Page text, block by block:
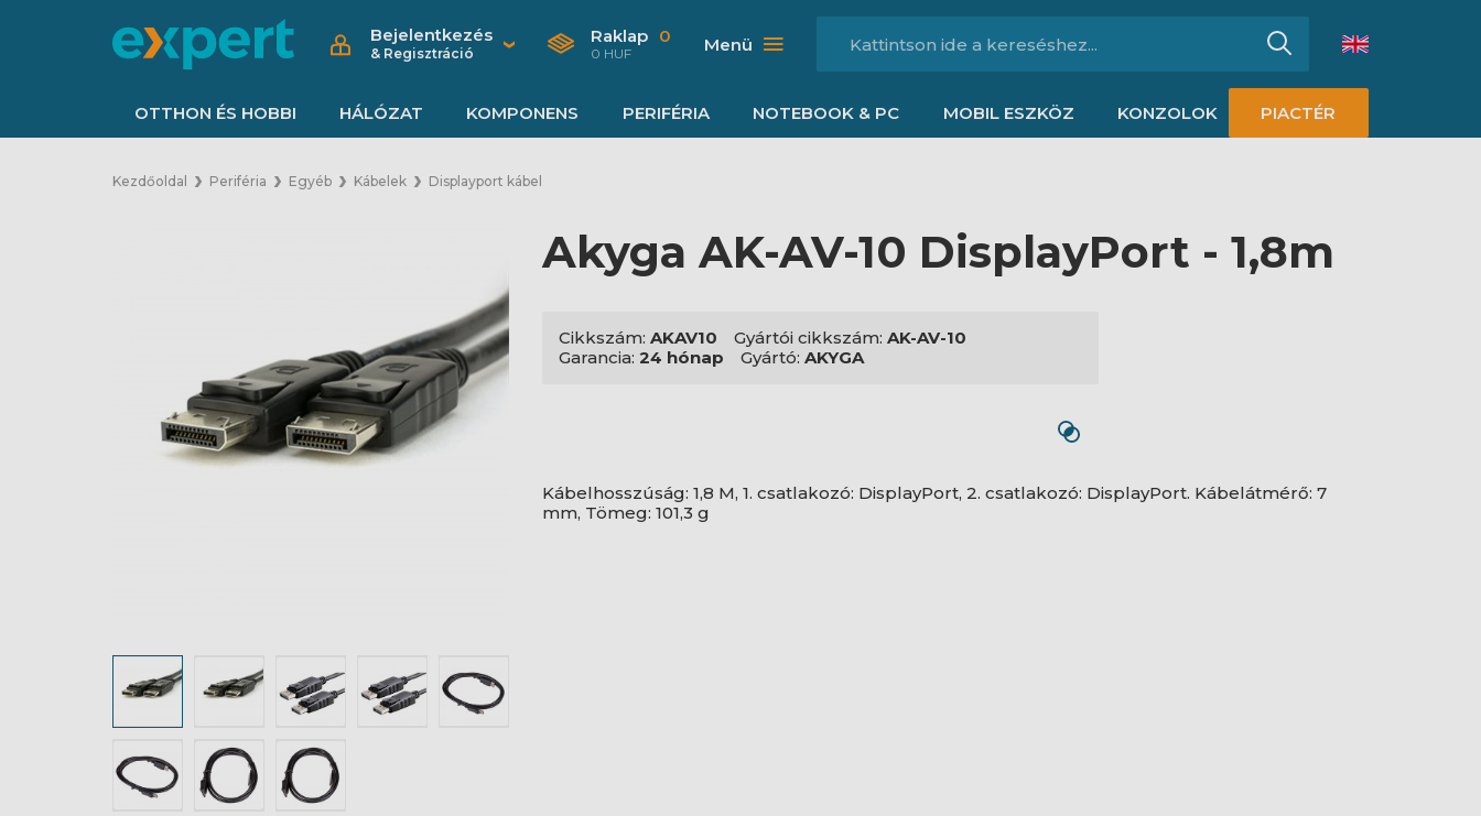
Bejelentkezés
& Regisztráció
Raklap 0
0 HUF Menü
OTTHON ÉS HOBBI HÁLÓZAT KOMPONENS PERIFÉRIA NOTEBOOK & PC MOBIL ESZKÖZ KONZOLOK PIACTÉR
Kezdőoldal Periféria Egyéb Kábelek Displayport kábel
Akyga AK-AV-10 DisplayPort - 1,8m
Cikkszám: AKAV10 Gyártói cikkszám: AK-AV-10
Garancia: 24 hónap Gyártó: AKYGA
Kábelhosszúság: 1,8 M, 1. csatlakozó: DisplayPort, 2. csatlakozó: DisplayPort. Kábelátmérő: 7
mm, Tömeg: 101,3 g